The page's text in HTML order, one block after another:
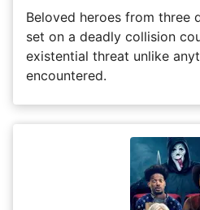
Beloved heroes from three
set on a deadly collision
existential threat unlike
encountered.